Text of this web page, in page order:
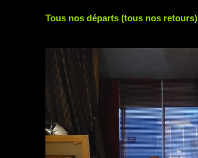
Tous nos départs (tous nos retours)